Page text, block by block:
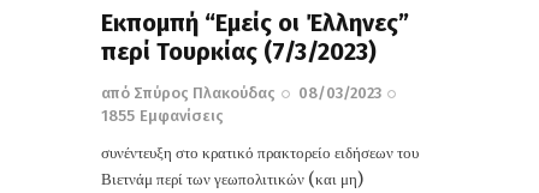
Εκπομπή “Εμείς οι Έλληνες”
περί Τουρκίας (7/3/2023)
από Σπύρος Πλακούδας
08/03/2023
1855 Εμφανίσεις
συνέντευξη στο κρατικό πρακτορείο ειδήσεων του
Βιετνάμ περί των γεωπολιτικών (και μη)